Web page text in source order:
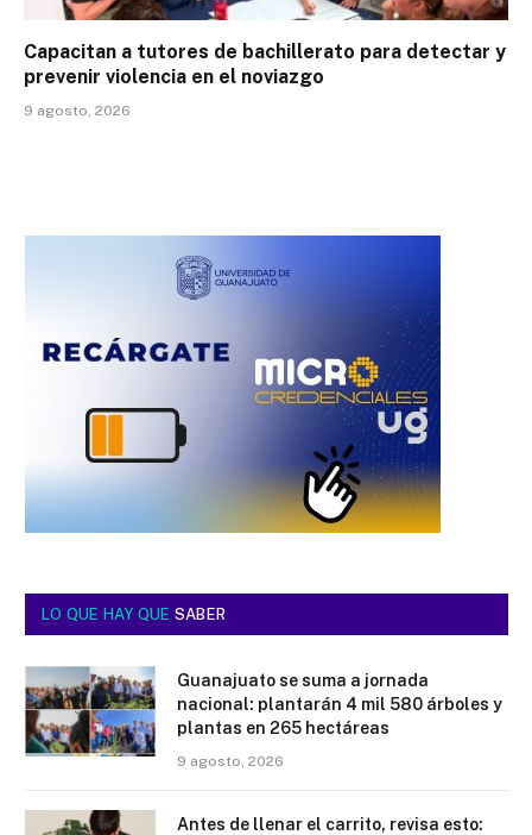
Capacitan a tutores de bachillerato para detectar y
prevenir violencia en el noviazgo
9 agosto, 2026
LO QUE HAY QUE SABER
Guanajuato se suma a jornada
nacional: plantarán 4 mil 580 árboles y
plantas en 265 hectáreas
9 agosto, 2026
Antes de llenar el carrito, revisa esto: